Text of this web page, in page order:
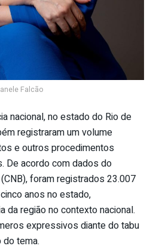
Falcão
nacional, no estado do Rio de
registraram um volume
e outros procedimentos
De acordo com dados do
foram registrados 23.007
anos no estado,
da região no contexto nacional.
expressivos diante do tabu
tema.